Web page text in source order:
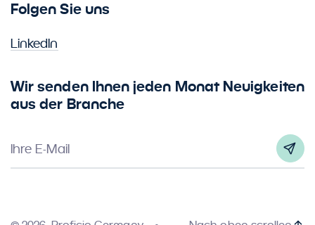
Folgen Sie uns
LinkedIn
Wir senden Ihnen jeden Monat Neuigkeiten
aus der Branche
Ihre E-Mail